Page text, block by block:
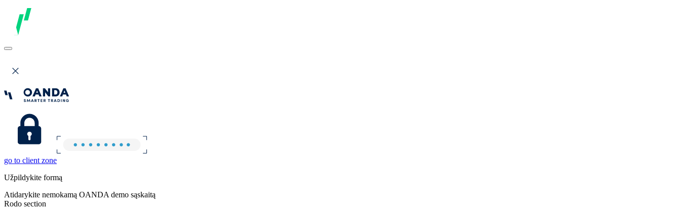
go to client zone
Užpildykite formą
Atidarykite nemokamą OANDA demo sąskaitą
Rodo section